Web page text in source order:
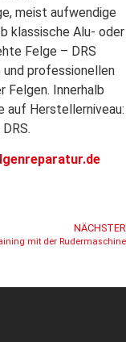
meist aufwendige
klassische Alu- oder
Felge – DRS
professionellen
Felgen. Innerhalb
auf Herstellerniveau:
NÄCHSTER
mit der Rudermaschine